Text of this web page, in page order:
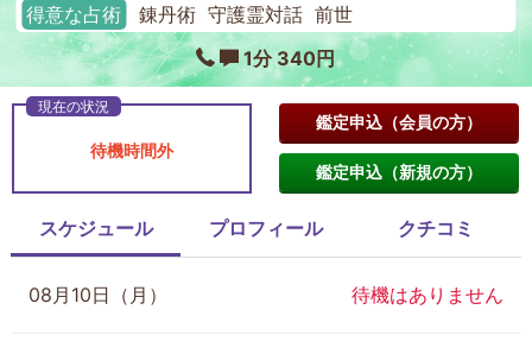
得意な占術
錬丹術 守護霊対話 前世
1分 340円
待機時間外
鑑定申込（会員の方）
鑑定申込（新規の方）
スケジュール プロフィール クチコミ
08月10日（月） 待機はありません